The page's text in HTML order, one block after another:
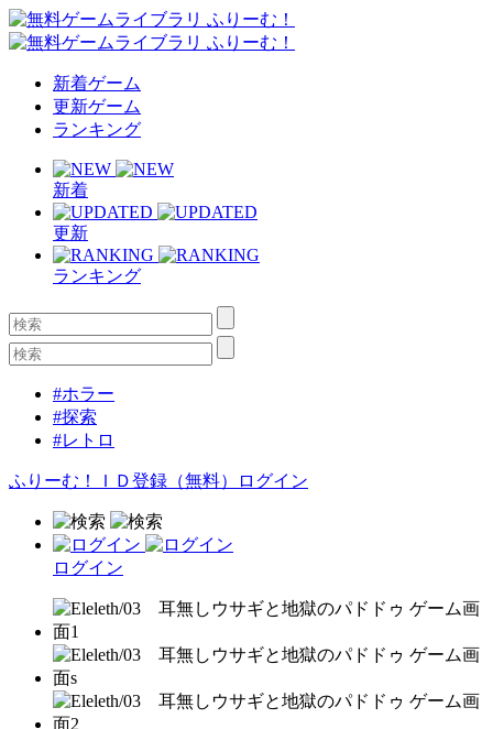
新着ゲーム
更新ゲーム
ランキング
新着
更新
ランキング
#ホラー
#探索
#レトロ
ふりーむ！ＩＤ登録（無料） ログイン
ログイン